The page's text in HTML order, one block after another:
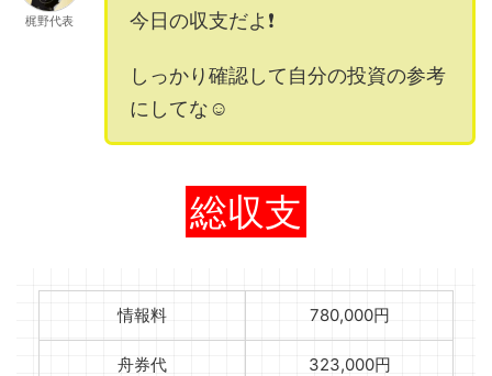
梶野代表
今日の収支だよ❗️
しっかり確認して自分の投資の参考
にしてな☺️
総収支
情報料 780,000円
舟券代 323,000円